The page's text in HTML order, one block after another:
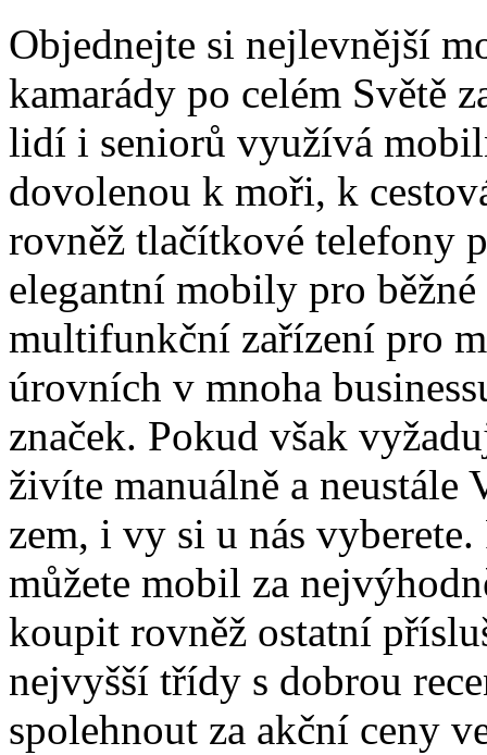
Objednejte si nejlevnější
kamarády po celém Světě
lidí i seniorů využívá
dovolenou k moři, k
rovněž tlačítkové telefony
elegantní mobily pro
multifunkční zařízení pro
úrovních v mnoha
značek. Pokud však
živíte manuálně a neustále
zem, i vy si u nás
můžete mobil za
koupit rovněž ostatní
nejvyšší třídy s dobrou
spolehnout za akční ceny